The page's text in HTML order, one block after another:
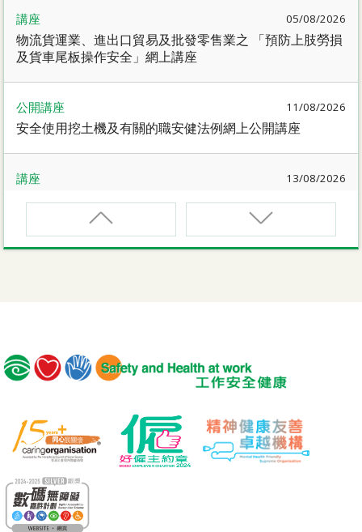
密閉空間作業合資格人士安全訓練課程
電動車維修安全課程
MICM
組裝合成建築工程管理人員訓練課程
MICW
組裝合成建築工程工作安全訓練課程
TST
安全使用可伸縮工作台
講座 05/08/2026
物流貨運業、進出口貿易及批發零售業之 「預防上肢勞損
及貨車尾板操作安全」網上講座
公開講座 11/08/2026
安全使用挖土機及有關的職安健法例網上公開講座
講座 13/08/2026
職業健康大奬2026-27網上簡介會暨講座
講座 17/08/2026
危險品的安全規管與危險物質相關規例網上公開講座
【好心情@健康工作間】醫護服務業之「拒絕壓力爆煲：
『七好』減壓法的科學減壓之道」網上講座
講座
【護心計劃/好心情@健康工作間】重拾健康由「戒煙」做